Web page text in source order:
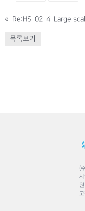
« Re:HS_02_4_Large
목록보기
(